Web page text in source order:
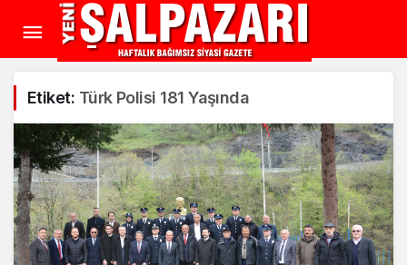
Etiket: Türk Polisi 181 Yaşında